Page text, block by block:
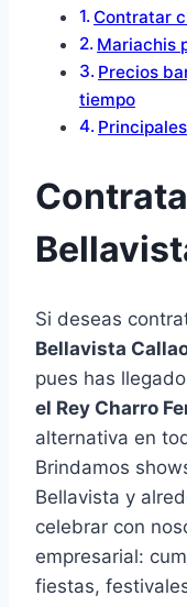
Contratar
Mariachis
Precios
tiempo
Si deseas
Bellavista
pues has
el Rey Charro
alternativa en
Brindamos
Bellavista y
celebrar con
empresarial:
fiestas,